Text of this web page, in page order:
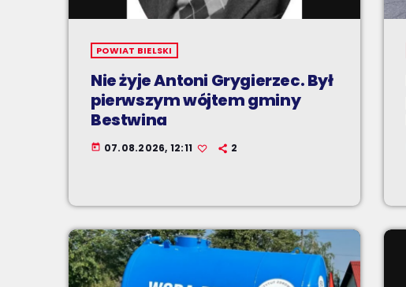
POWIAT BIELSKI
Nie żyje Antoni Grygierzec. Był
pierwszym wójtem gminy
Bestwina
today 07.08.2026, 12:11 2